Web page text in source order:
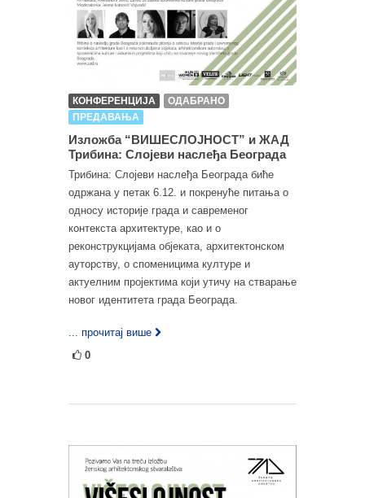
КОНФЕРЕНЦИЈА
ОДАБРАНО
ПРЕДАВАЊА
Изложба “ВИШЕСЛОЈНОСТ” и ЖАД
Трибина: Слојеви наслеђа Београда
Трибина: Слојеви наслеђа Београда биће
одржана у петак 6.12. и покренуће питања о
односу историје града и савременог
контекста архитектуре, као и о
реконструкцијама објеката, архитектонском
ауторству, о споменицима културе и
актуелним пројектима који утичу на стварање
новог идентитета града Београда.
... прочитај више
0